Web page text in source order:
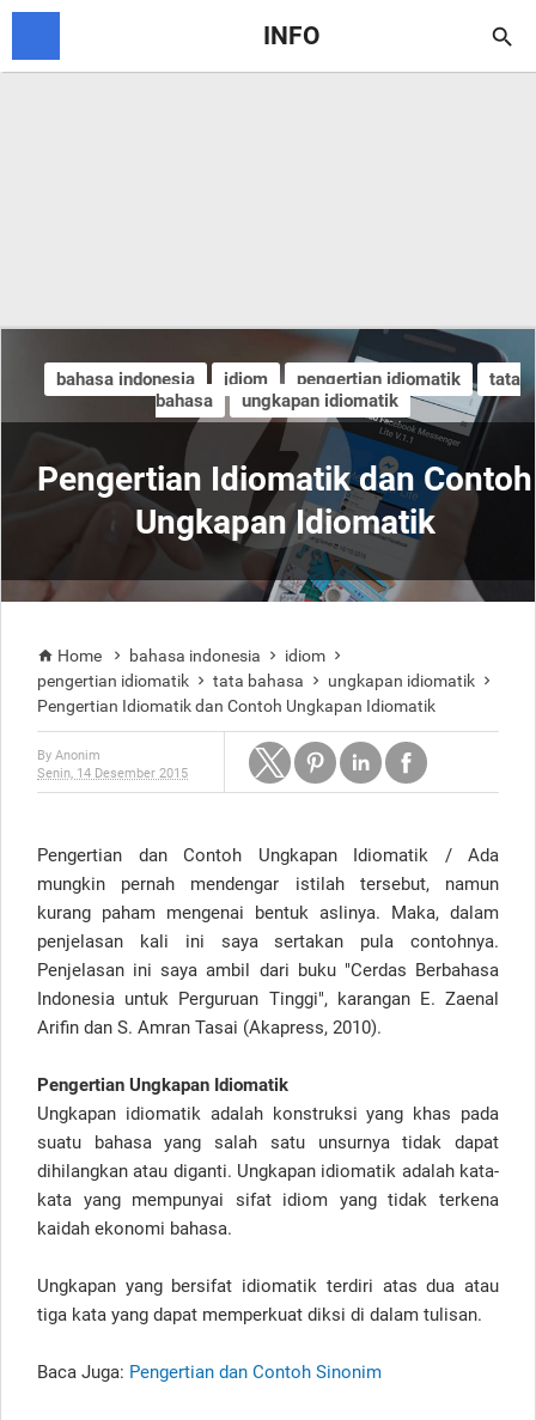
INFO 
Pengertian Idiomatik dan Contoh
Ungkapan Idiomatik
bahasa indonesia idiom pengertian idiomatik
tata
bahasa
ungkapan idiomatik
 Home  bahasa indonesia  idiom 
pengertian idiomatik  tata bahasa  ungkapan idiomatik 
Pengertian Idiomatik dan Contoh Ungkapan Idiomatik
By Anonim
Senin, 14 Desember 2015
Pengertian dan Contoh Ungkapan Idiomatik / Ada
mungkin pernah mendengar istilah tersebut, namun
kurang paham mengenai bentuk aslinya. Maka, dalam
penjelasan kali ini saya sertakan pula contohnya.
Penjelasan ini saya ambil dari buku "Cerdas Berbahasa
Indonesia untuk Perguruan Tinggi", karangan E. Zaenal
Arifin dan S. Amran Tasai (Akapress, 2010).
Pengertian Ungkapan Idiomatik
Ungkapan idiomatik adalah konstruksi yang khas pada
suatu bahasa yang salah satu unsurnya tidak dapat
dihilangkan atau diganti. Ungkapan idiomatik adalah kata-
kata yang mempunyai sifat idiom yang tidak terkena
kaidah ekonomi bahasa.
Ungkapan yang bersifat idiomatik terdiri atas dua atau
tiga kata yang dapat memperkuat diksi di dalam tulisan.
Baca Juga: Pengertian dan Contoh Sinonim